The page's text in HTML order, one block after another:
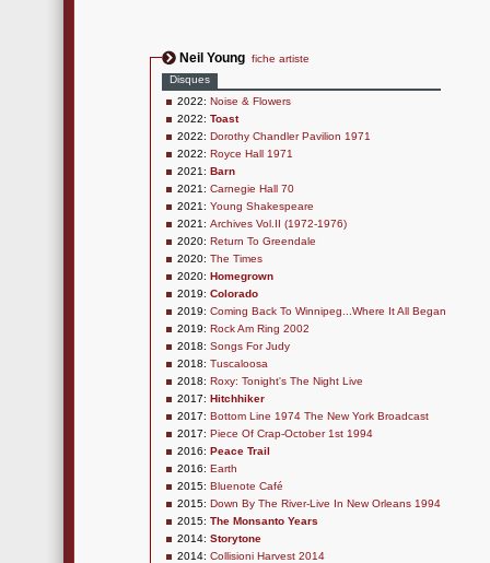
Neil Young fiche artiste
Disques
2022: Noise & Flowers
2022: Toast
2022: Dorothy Chandler Pavilion 1971
2022: Royce Hall 1971
2021: Barn
2021: Carnegie Hall 70
2021: Young Shakespeare
2021: Archives Vol.II (1972-1976)
2020: Return To Greendale
2020: The Times
2020: Homegrown
2019: Colorado
2019: Coming Back To Winnipeg...Where It All Began
2019: Rock Am Ring 2002
2018: Songs For Judy
2018: Tuscaloosa
2018: Roxy: Tonight's The Night Live
2017: Hitchhiker
2017: Bottom Line 1974 The New York Broadcast
2017: Piece Of Crap-October 1st 1994
2016: Peace Trail
2016: Earth
2015: Bluenote Café
2015: Down By The River-Live In New Orleans 1994
2015: The Monsanto Years
2014: Storytone
2014: Collisioni Harvest 2014